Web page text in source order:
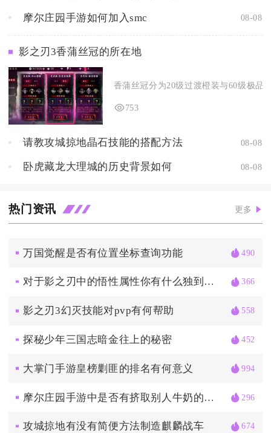
摩尔庄园手游如何加入smc 08-08
影之刃3香蒲丝冠的所在地
香蒲丝冠分为20级过渡橙装与60级极品
753
请教攻城掠地晶石技能的搭配方法 08-08
卧虎藏龙大理城的历史背景如何 08-08
热门资讯 更多
万国觉醒是否有位置坐标查询功能 490
对于影之刃中的悟性属性你有什么独到的理解 366
影之刃3幻灭技能对pvp有何帮助 558
探秘少年三国志暗金往上的秘密 452
大掌门手游皇榜剿匪的排名有何意义 994
摩尔庄园手游中是否有挤取别人牛奶的方法 296
攻城掠地有没有简便方法制造麒麟战车 674